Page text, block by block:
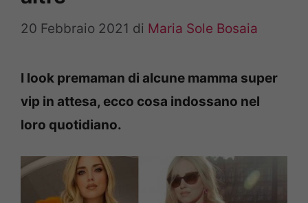
20 Febbraio 2021 di Maria Sole Bosaia
I look premaman di alcune mamma super
vip in attesa, ecco cosa indossano nel
loro quotidiano.